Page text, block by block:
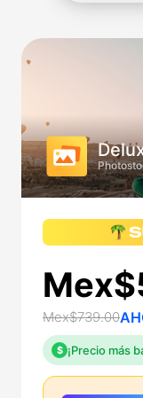
Mex$739.00
$ ¡Precio más